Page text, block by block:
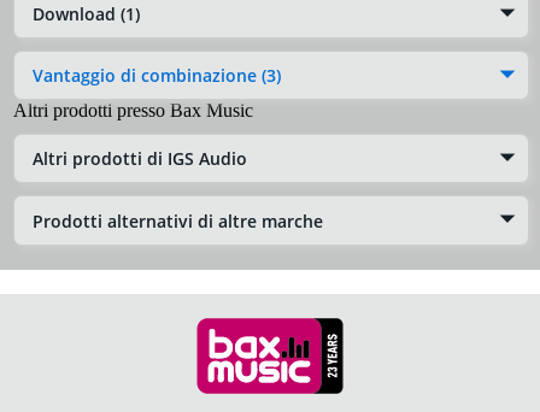
Download (1)
Vantaggio di combinazione (3)
Altri prodotti presso Bax Music
Altri prodotti di IGS Audio
Prodotti alternativi di altre marche